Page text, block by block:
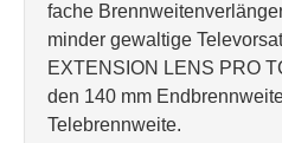
fache
minder gewaltige
EXTENSION LENS PRO
den 140 mm
Telebrennweite.